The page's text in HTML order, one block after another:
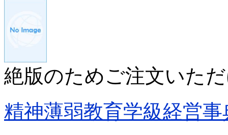
絶版のためご注文いた
精神薄弱教育学級経営事